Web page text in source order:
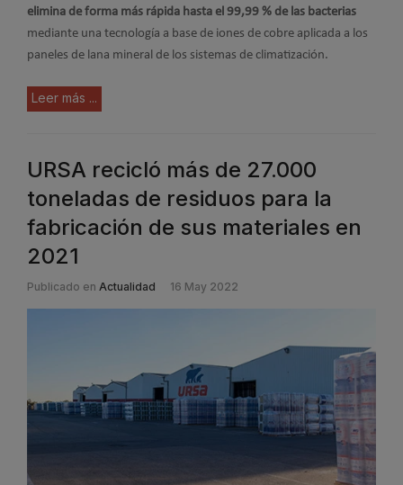
elimina de forma más rápida hasta el 99,99 % de las bacterias
mediante una tecnología a base de iones de cobre aplicada a los
paneles de lana mineral de los sistemas de climatización.
Leer más ...
URSA recicló más de 27.000
toneladas de residuos para la
fabricación de sus materiales en
2021
Publicado en Actualidad 16 May 2022